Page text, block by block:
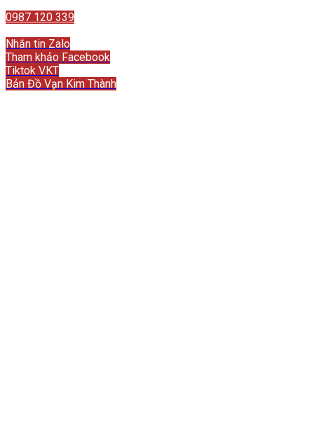
0987 120 339
Nhắn tin Zalo
Tham khảo Facebook
Tiktok VKT
Bản Đồ Vạn Kim Thành